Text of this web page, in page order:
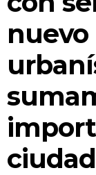
CONCEJO
¿EN QUÉ
nuevo